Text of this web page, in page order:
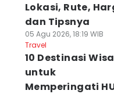
Lokasi, Rute,
dan Tipsnya
05 Agu 2026, 18:19 WIB
Travel
10 Destinasi
untuk
Memperingati